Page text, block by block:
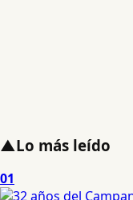
▲Lo más leído
01